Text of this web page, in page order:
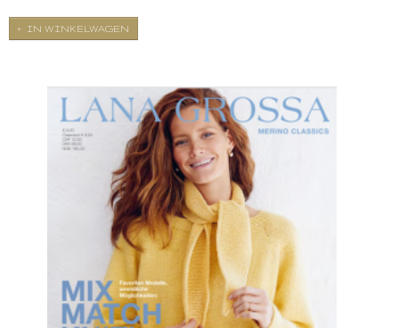
IN WINKELWAGEN